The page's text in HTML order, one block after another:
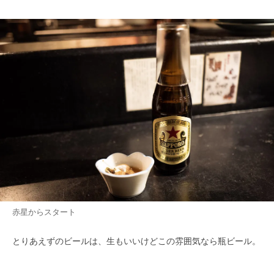
赤星からスタート
とりあえずのビールは、生もいいけどこの雰囲気なら瓶ビール。